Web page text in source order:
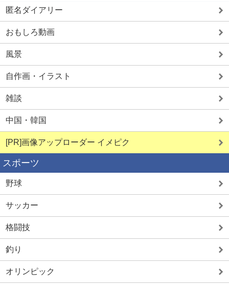
匿名ダイアリー
おもしろ動画
風景
自作画・イラスト
雑談
中国・韓国
[PR]画像アップローダー イメピク
スポーツ
野球
サッカー
格闘技
釣り
オリンピック